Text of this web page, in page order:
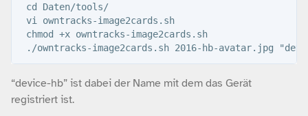
cd Daten/tools/
vi owntracks-image2cards.sh
chmod +x owntracks-image2cards.sh
“device-hb” ist dabei der Name mit dem das Gerät
registriert ist.